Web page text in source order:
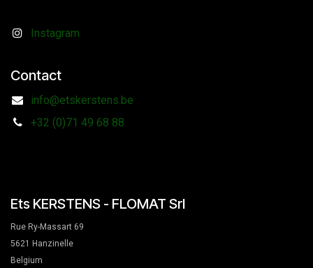
Instagram
Contact
info@etskerstens.be
+32 (0)71 49 68 88
Ets KERSTENS - FLOMAT Srl
Rue Ry-Massart 69
5621 Hanzinelle
Belgium